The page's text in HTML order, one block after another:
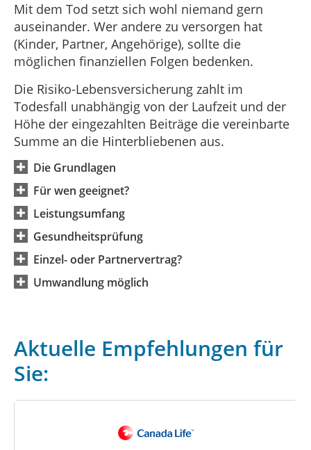
Mit dem Tod setzt sich wohl niemand gern
auseinander. Wer andere zu versorgen hat
(Kinder, Partner, Angehörige), sollte die
möglichen finanziellen Folgen bedenken.
Die Risiko-Lebensversicherung zahlt im
Todesfall unabhängig von der Laufzeit und der
Höhe der eingezahlten Beiträge die vereinbarte
Summe an die Hinterbliebenen aus.
Die Grundlagen
Für wen geeignet?
Leistungsumfang
Gesundheitsprüfung
Einzel- oder Partnervertrag?
Umwandlung möglich
Aktuelle Empfehlungen für
Sie: